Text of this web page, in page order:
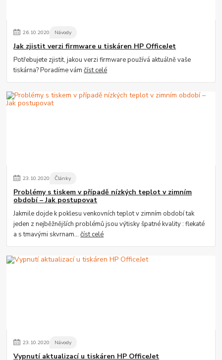
26.10.2020 Návody
Jak zjistit verzi firmware u tiskáren HP OfficeJet
Potřebujete zjistit, jakou verzi firmware používá aktuálně vaše
tiskárna? Poradíme vámčíst celé
23.10.2020 Články
Problémy s tiskem v případě nízkých teplot v zimním
období – Jak postupovat
Jakmile dojde k poklesu venkovních teplot v zimním období tak
jeden z nejběžnějších problémů jsou výtisky špatné kvality : flekaté
a s tmavými skvrnam...číst celé
23.10.2020 Návody
Vypnutí aktualizací u tiskáren HP OfficeJet